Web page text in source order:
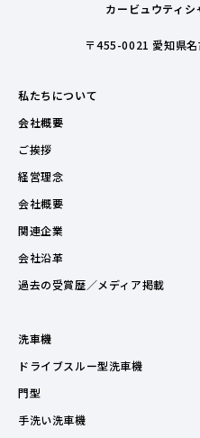
カービュウティシ
〒455-0021 愛知県
私たちについて
会社概要
ご挨拶
経営理念
会社概要
関連企業
会社沿革
過去の受賞歴／メディア掲載
洗車機
ドライブスルー型洗車機
門型
手洗い洗車機